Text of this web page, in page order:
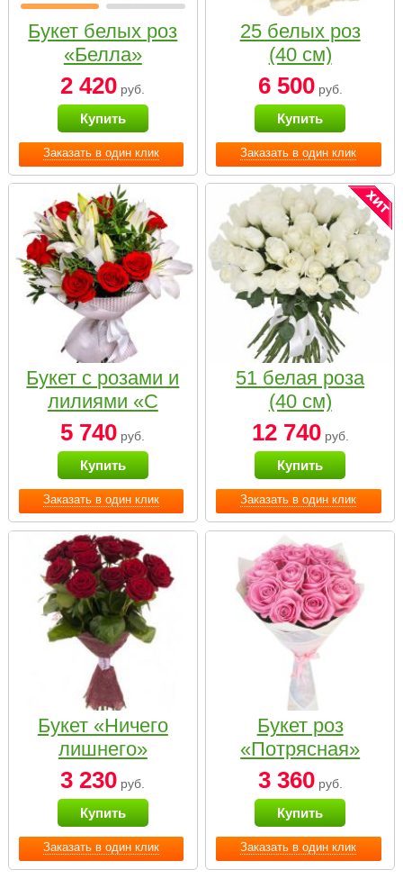
Заказать в один клик
Букет белых роз
«Белла»
2 420 руб.
Купить
Заказать в один клик
25 белых роз
(40 см)
6 500руб.
Купить
Заказать в один клик
Букет с розами и
лилиями «С
наилучшими
пожеланиями»
5 740 руб.
Купить
Заказать в один клик
51 белая роза
(40 см)
12 740руб.
Купить
Заказать в один клик
Букет «Ничего
лишнего»
3 230 руб.
Купить
Заказать в один клик
Букет роз
«Потрясная»
3 360руб.
Купить